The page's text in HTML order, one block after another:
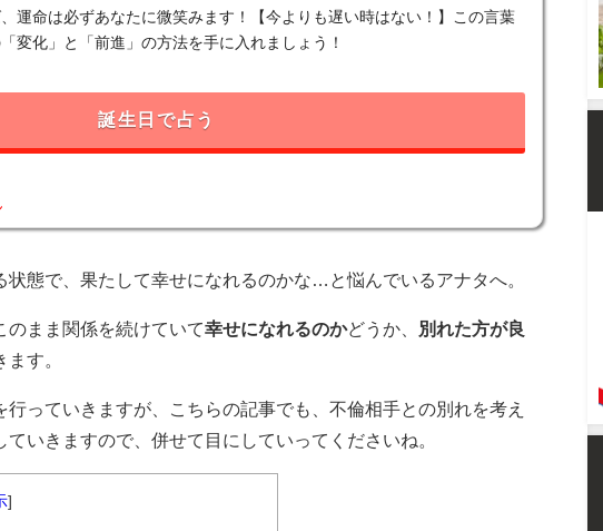
運命は必ずあなたに微笑みます！【今よりも遅い時はない！】この言葉
変化」と「前進」の方法を手に入れましょう！
誕生日で占う
態で、果たして幸せになれるのかな…と悩んでいるアナタへ。
のまま関係を続けていて幸せになれるのかどうか、
別れた方が良
す。
っていきますが、こちらの記事でも、不倫相手との別れを考え
いきますので、併せて目にしていってくださいね。
]